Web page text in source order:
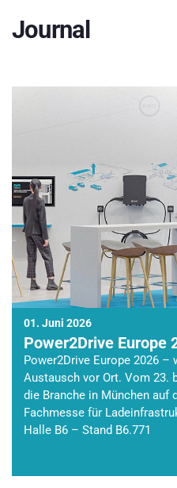
Journal
01. Juni 2026
Power2Drive Europe
Power2Drive Europe 2026 –
Austausch vor Ort. Vom 23.
die Branche in München auf
Fachmesse für
Halle B6 – Stand B6.771